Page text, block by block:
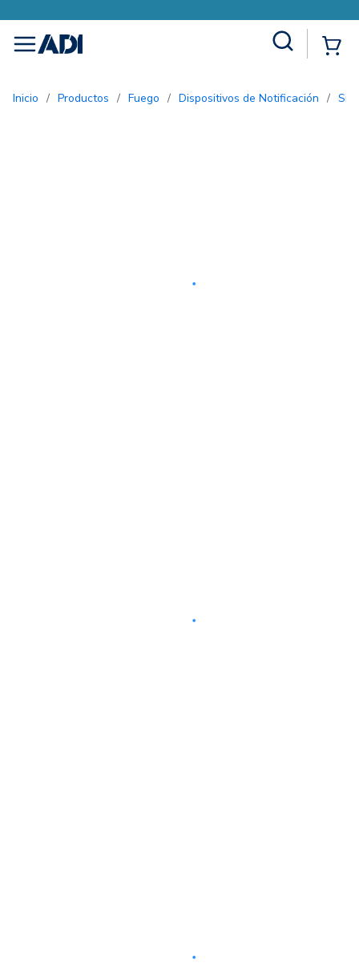
menu
Inicio / Productos / Fuego / Dispositivos de Notificación /